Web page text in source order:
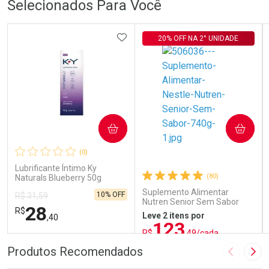
Selecionados Para Você
(0)
Lubrificante Íntimo Ky
Naturals Blueberry 50g
R$ 31,59
R$28,40
10% OFF
ADICIONAR AOS FAVORITOS
COMPRAR
FECHAR
FECHAR
(80)
Suplemento Alimentar
Nutren Senior Sem Sabor
740g
20% OFF NA 2° UNIDADE
Leve 2 itens por
R$123,49/cada
COMPRAR
Produtos Recomendados Imagem